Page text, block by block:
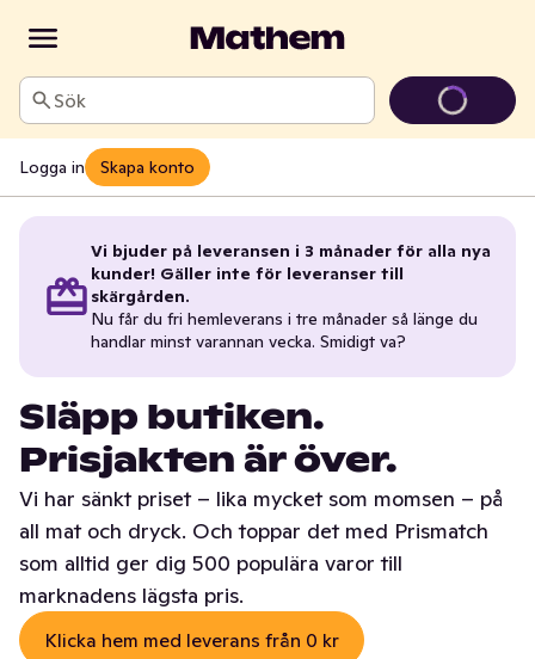
Sök
Logga in Skapa konto
Vi bjuder på leveransen i 3 månader för alla nya
kunder! Gäller inte för leveranser till
skärgården.
Nu får du fri hemleverans i tre månader så länge du
handlar minst varannan vecka. Smidigt va?
Släpp butiken.
Prisjakten är över.
Vi har sänkt priset – lika mycket som momsen – på
all mat och dryck. Och toppar det med Prismatch
som alltid ger dig 500 populära varor till
marknadens lägsta pris.
Klicka hem med leverans från 0 kr